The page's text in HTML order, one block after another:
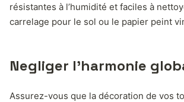
résistantes à l’humidité et faciles à
carrelage pour le sol ou le papier peint
Negliger l’harmonie
Assurez-vous que la décoration de vos